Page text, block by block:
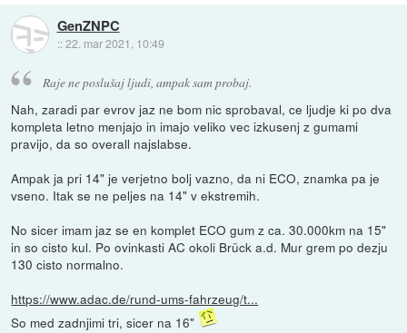
GenZNPC
::22. mar 2021, 10:49
Raje ne poslušaj ljudi, ampak sam probaj.
Nah, zaradi par evrov jaz ne bom nic sprobaval, ce ljudje ki po dva
kompleta letno menjajo in imajo veliko vec izkusenj z gumami
pravijo, da so overall najslabse.
Ampak ja pri 14" je verjetno bolj vazno, da ni ECO, znamka pa je
vseno. Itak se ne peljes na 14" v ekstremih.
No sicer imam jaz se en komplet ECO gum z ca. 30.000km na 15"
in so cisto kul. Po ovinkasti AC okoli Brück a.d. Mur grem po dezju
130 cisto normalno.
https://www.adac.de/rund-ums-fahrzeug/t...
So med zadnjimi tri, sicer na 16"